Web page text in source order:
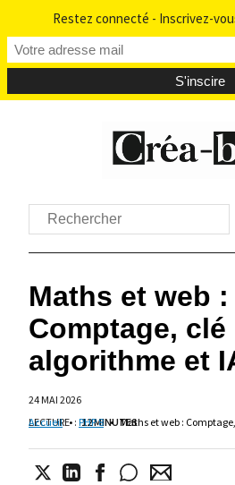
Rechercher
Maths et web :
Comptage,
algorithme et
24 MAI 2026
LECTURE : 12 MINUTES
Accueil • PHP 8 • Maths et web :
Restez connecté - Inscrivez-